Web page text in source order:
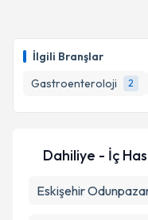
İlgili Branşlar
Gastroenteroloji
2
takvim
E-posta Adresiniz
Metni'ni
Dahiliye - İç
Eskişehir